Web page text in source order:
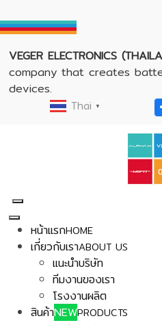
VEGER ELECTRONICS
company that creates
devices.
Thai ▼
หน้าแรกHOME
เกี่ยวกับเราABOUT US
แนะนำบริษัท
ทีมงานของเรา
โรงงานผลิต
สินค้าNEWPRODUCTS